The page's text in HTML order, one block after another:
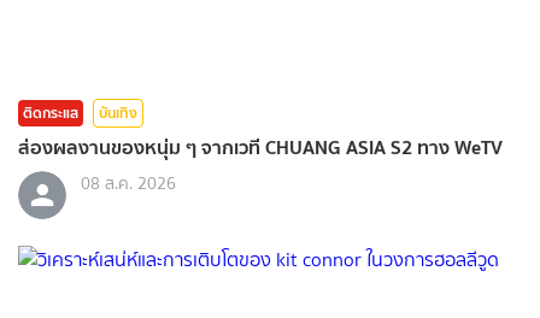
ติดกระแส บันเทิง
ส่องผลงานของหนุ่ม ๆ จากเวที CHUANG ASIA S2 ทาง WeTV
08 ส.ค. 2026